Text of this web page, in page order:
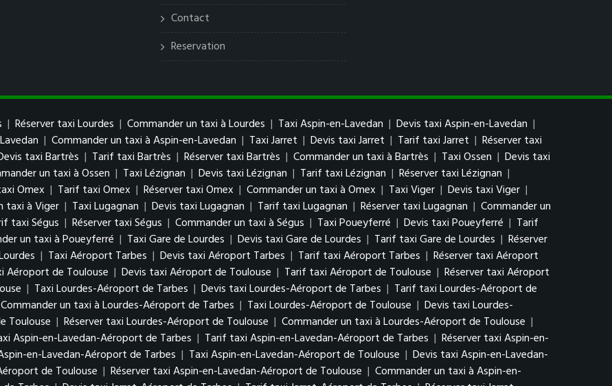
Contact
Reservation
| Réserver taxi Lourdes | Commander un taxi à Lourdes | Taxi Aspin-en-Lavedan | Devis taxi Aspin-en-Lavedan |
| Commander un taxi à Aspin-en-Lavedan | Taxi Jarret | Devis taxi Jarret | Tarif taxi Jarret | Réserver taxi
taxi Bartrès | Tarif taxi Bartrès | Réserver taxi Bartrès | Commander un taxi à Bartrès | Taxi Ossen | Devis taxi
un taxi à Ossen | Taxi Lézignan | Devis taxi Lézignan | Tarif taxi Lézignan | Réserver taxi Lézignan |
Omex | Tarif taxi Omex | Réserver taxi Omex | Commander un taxi à Omex | Taxi Viger | Devis taxi Viger |
taxi à Viger | Taxi Lugagnan | Devis taxi Lugagnan | Tarif taxi Lugagnan | Réserver taxi Lugagnan | Commander un
taxi Ségus | Réserver taxi Ségus | Commander un taxi à Ségus | Taxi Poueyferré | Devis taxi Poueyferré | Tarif
un taxi à Poueyferré | Taxi Gare de Lourdes | Devis taxi Gare de Lourdes | Tarif taxi Gare de Lourdes | Réserver
| Taxi Aéroport Tarbes | Devis taxi Aéroport Tarbes | Tarif taxi Aéroport Tarbes | Réserver taxi Aéroport
Aéroport de Toulouse | Devis taxi Aéroport de Toulouse | Tarif taxi Aéroport de Toulouse | Réserver taxi Aéroport
| Taxi Lourdes-Aéroport de Tarbes | Devis taxi Lourdes-Aéroport de Tarbes | Tarif taxi Lourdes-Aéroport de
Commander un taxi à Lourdes-Aéroport de Tarbes | Taxi Lourdes-Aéroport de Toulouse | Devis taxi Lourdes-
Toulouse | Réserver taxi Lourdes-Aéroport de Toulouse | Commander un taxi à Lourdes-Aéroport de Toulouse |
Aspin-en-Lavedan-Aéroport de Tarbes | Tarif taxi Aspin-en-Lavedan-Aéroport de Tarbes | Réserver taxi Aspin-en-
en-Lavedan-Aéroport de Tarbes | Taxi Aspin-en-Lavedan-Aéroport de Toulouse | Devis taxi Aspin-en-Lavedan-
de Toulouse | Réserver taxi Aspin-en-Lavedan-Aéroport de Toulouse | Commander un taxi à Aspin-en-